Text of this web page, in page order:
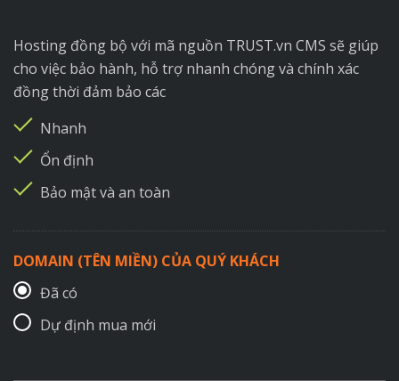
Hosting đồng bộ với mã nguồn TRUST.vn CMS sẽ giúp
cho việc bảo hành, hỗ trợ nhanh chóng và chính xác
đồng thời đảm bảo các
Nhanh
Ổn định
Bảo mật và an toàn
DOMAIN (TÊN MIỀN) CỦA QUÝ KHÁCH
Đã có
Dự định mua mới